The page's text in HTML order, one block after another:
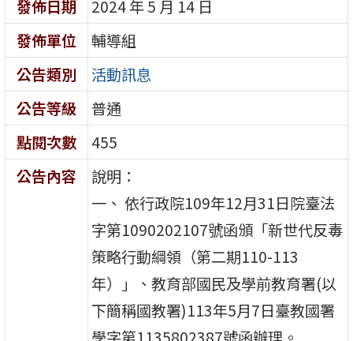
發佈日期
2024 年 5 月 14 日
發佈單位
輔導組
公告類別
活動訊息
公告等級
普通
點閱次數
455
公告內容
說明：
一、 依行政院109年12月31日院臺法
字第1090202107號函頒「新世代反毒
策略行動綱領（第二期110-113
年）」、教育部國民及學前教育署(以
下簡稱國教署)113年5月7日臺教國署